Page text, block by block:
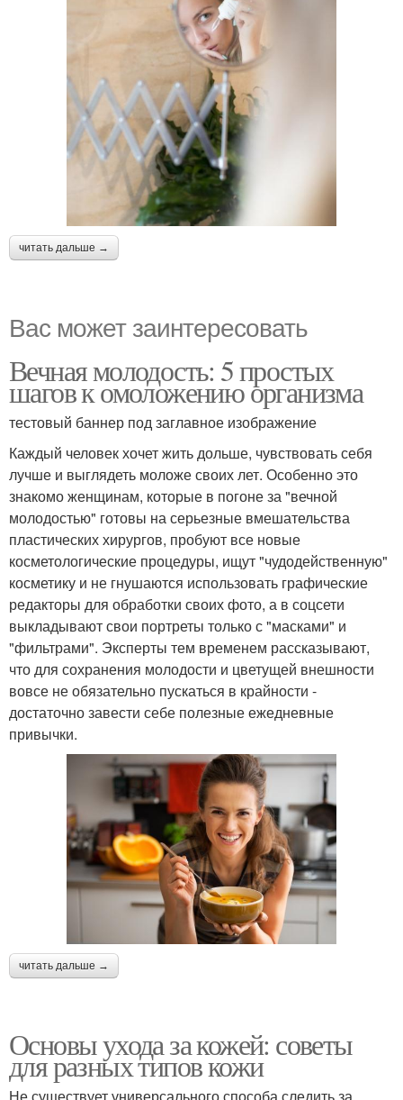
читать дальше →
Вас может заинтересовать
Вечная молодость: 5 простых
шагов к омоложению организма
тестовый баннер под заглавное изображение
Каждый человек хочет жить дольше, чувствовать себя
лучше и выглядеть моложе своих лет. Особенно это
знакомо женщинам, которые в погоне за "вечной
молодостью" готовы на серьезные вмешательства
пластических хирургов, пробуют все новые
косметологические процедуры, ищут "чудодейственную"
косметику и не гнушаются использовать графические
редакторы для обработки своих фото, а в соцсети
выкладывают свои портреты только с "масками" и
"фильтрами". Эксперты тем временем рассказывают,
что для сохранения молодости и цветущей внешности
вовсе не обязательно пускаться в крайности -
достаточно завести себе полезные ежедневные
привычки.
читать дальше →
Основы ухода за кожей: советы
для разных типов кожи